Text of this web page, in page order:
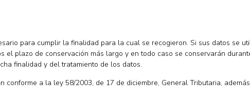
para cumplir la finalidad para la cual se recogieron. Si sus datos se
el plazo de conservación más largo y en todo caso se conservarán
finalidad y del tratamiento de los datos.
conforme a la ley 58/2003, de 17 de diciembre, General Tributaria,